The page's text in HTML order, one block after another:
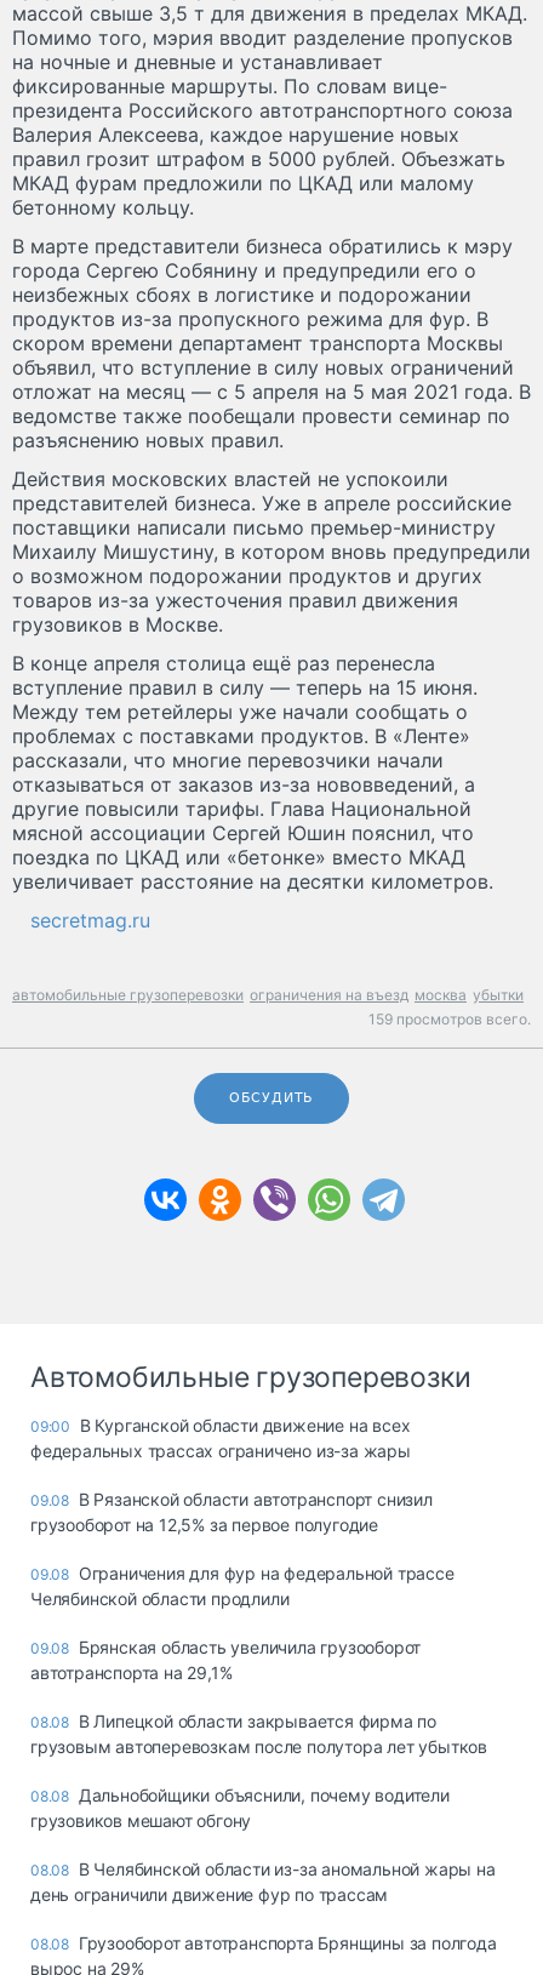
массой свыше 3,5 т для движения в пределах МКАД.
Помимо того, мэрия вводит разделение пропусков
на ночные и дневные и устанавливает
фиксированные маршруты. По словам вице-
президента Российского автотранспортного союза
Валерия Алексеева, каждое нарушение новых
правил грозит штрафом в 5000 рублей. Объезжать
МКАД фурам предложили по ЦКАД или малому
бетонному кольцу.
В марте представители бизнеса обратились к мэру
города Сергею Собянину и предупредили его о
неизбежных сбоях в логистике и подорожании
продуктов из-за пропускного режима для фур. В
скором времени департамент транспорта Москвы
объявил, что вступление в силу новых ограничений
отложат на месяц — с 5 апреля на 5 мая 2021 года. В
ведомстве также пообещали провести семинар по
разъяснению новых правил.
Действия московских властей не успокоили
представителей бизнеса. Уже в апреле российские
поставщики написали письмо премьер-министру
Михаилу Мишустину, в котором вновь предупредили
о возможном подорожании продуктов и других
товаров из-за ужесточения правил движения
грузовиков в Москве.
В конце апреля столица ещё раз перенесла
вступление правил в силу — теперь на 15 июня.
Между тем ретейлеры уже начали сообщать о
проблемах с поставками продуктов. В «Ленте»
рассказали, что многие перевозчики начали
отказываться от заказов из-за нововведений, а
другие повысили тарифы. Глава Национальной
мясной ассоциации Сергей Юшин пояснил, что
поездка по ЦКАД или «бетонке» вместо МКАД
увеличивает расстояние на десятки километров.
secretmag.ru
автомобильные грузоперевозки ограничения на въезд москва убытки
159 просмотров всего.
ОБСУДИТЬ
Автомобильные грузоперевозки
09:00
В Курганской области движение на всех
федеральных трассах ограничено из-за жары
09.08 В Рязанской области автотранспорт снизил
грузооборот на 12,5% за первое полугодие
09.08 Ограничения для фур на федеральной трассе
Челябинской области продлили
09.08 Брянская область увеличила грузооборот
автотранспорта на 29,1%
08.08 В Липецкой области закрывается фирма по
грузовым автоперевозкам после полутора лет убытков
08.08 Дальнобойщики объяснили, почему водители
грузовиков мешают обгону
08.08 В Челябинской области из-за аномальной жары на
день ограничили движение фур по трассам
08.08 Грузооборот автотранспорта Брянщины за полгода
вырос на 29%